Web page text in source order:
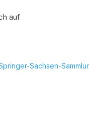
auf
Sachsen-